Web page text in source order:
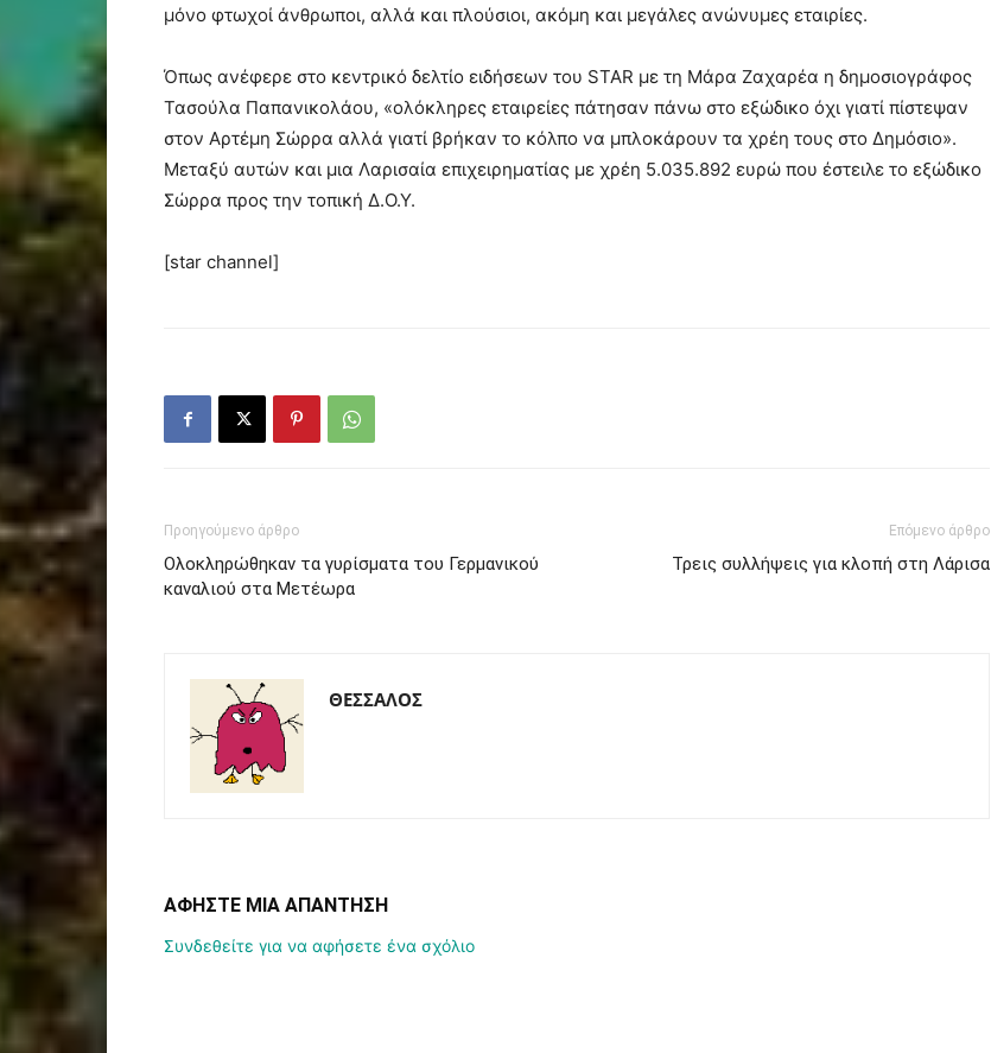
μόνο φτωχοί άνθρωποι, αλλά και πλούσιοι, ακόμη και μεγάλες ανώνυμες εταιρίες.
Όπως ανέφερε στο κεντρικό δελτίο ειδήσεων του STAR με τη Μάρα Ζαχαρέα η δημοσιογράφος
Τασούλα Παπανικολάου, «ολόκληρες εταιρείες πάτησαν πάνω στο εξώδικο όχι γιατί πίστεψαν
στον Αρτέμη Σώρρα αλλά γιατί βρήκαν το κόλπο να μπλοκάρουν τα χρέη τους στο Δημόσιο».
Μεταξύ αυτών και μια Λαρισαία επιχειρηματίας με χρέη 5.035.892 ευρώ που έστειλε το εξώδικο
Σώρρα προς την τοπική Δ.Ο.Υ.
[star channel]
Προηγούμενο άρθρο
Ολοκληρώθηκαν τα γυρίσματα του Γερμανικού
καναλιού στα Μετέωρα
Επόμενο άρθρο
Τρεις συλλήψεις για κλοπή στη Λάρισα
ΘΕΣΣΑΛΟΣ
ΑΦΗΣΤΕ ΜΙΑ ΑΠΑΝΤΗΣΗ
Συνδεθείτε για να αφήσετε ένα σχόλιο